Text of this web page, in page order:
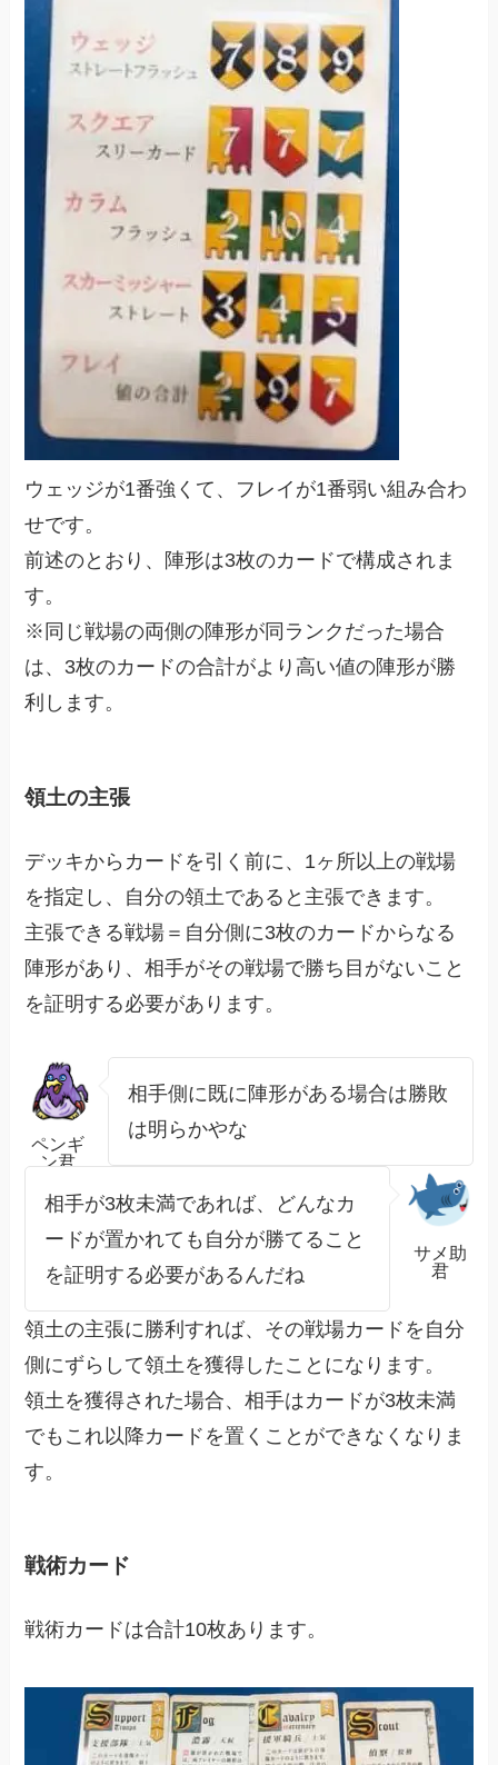
ウェッジが1番強くて、フレイが1番弱い組み合わ
せです。
前述のとおり、陣形は3枚のカードで構成されま
す。
※同じ戦場の両側の陣形が同ランクだった場合
は、3枚のカードの合計がより高い値の陣形が勝
利します。
領土の主張
デッキからカードを引く前に、1ヶ所以上の戦場
を指定し、自分の領土であると主張できます。
主張できる戦場＝自分側に3枚のカードからなる
陣形があり、相手がその戦場で勝ち目がないこと
を証明する必要があります。
ペンギ
ン君
相手側に既に陣形がある場合は勝敗
は明らかやな
サメ助
君
相手が3枚未満であれば、どんなカ
ードが置かれても自分が勝てること
を証明する必要があるんだね
領土の主張に勝利すれば、その戦場カードを自分
側にずらして領土を獲得したことになります。
領土を獲得された場合、相手はカードが3枚未満
でもこれ以降カードを置くことができなくなりま
す。
戦術カード
戦術カードは合計10枚あります。